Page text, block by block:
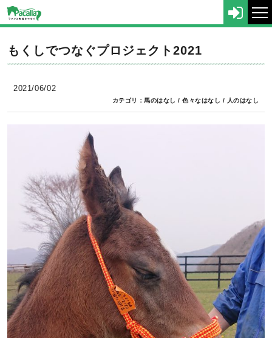
もくしでつなぐプロジェクト2021
2021/06/02
カテゴリ：馬のはなし /色々なはなし / 人のはなし